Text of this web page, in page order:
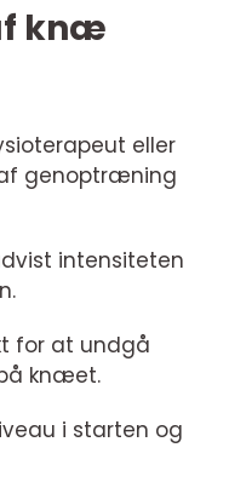
knæ
eller
genoptræning
intensiteten
for at undgå
knæet.
i starten og